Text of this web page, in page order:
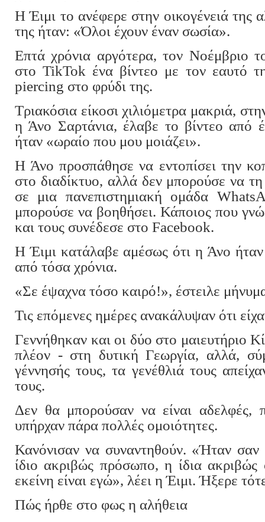
Η Έιμι το ανέφερε στην οικογένειά της
της ήταν: «Όλοι έχουν έναν σωσία».
Επτά χρόνια αργότερα, τον Νοέμβριο
στο TikTok ένα βίντεο με τον εαυτό
piercing στο φρύδι της.
Τριακόσια είκοσι χιλιόμετρα μακριά,
η Άνο Σαρτάνια, έλαβε το βίντεο από
ήταν «ωραίο που μου μοιάζει».
Η Άνο προσπάθησε να εντοπίσει την
στο διαδίκτυο, αλλά δεν μπορούσε να
σε μια πανεπιστημιακή ομάδα
μπορούσε να βοηθήσει. Κάποιος που
και τους συνέδεσε στο Facebook.
Η Έιμι κατάλαβε αμέσως ότι η Άνο ήταν
από τόσα χρόνια.
«Σε έψαχνα τόσο καιρό!», έστειλε
Τις επόμενες ημέρες ανακάλυψαν ότι
Γεννήθηκαν και οι δύο στο μαιευτήριο
πλέον - στη δυτική Γεωργία, αλλά,
γέννησής τους, τα γενέθλιά τους
τους.
Δεν θα μπορούσαν να είναι αδελφές,
υπήρχαν πάρα πολλές ομοιότητες.
Κανόνισαν να συναντηθούν. «Ήταν σαν
ίδιο ακριβώς πρόσωπο, η ίδια
εκείνη είναι εγώ», λέει η Έιμι. Ήξερε
Πώς ήρθε στο φως η αλήθεια